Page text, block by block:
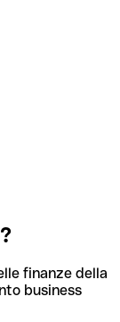
finanze della
business